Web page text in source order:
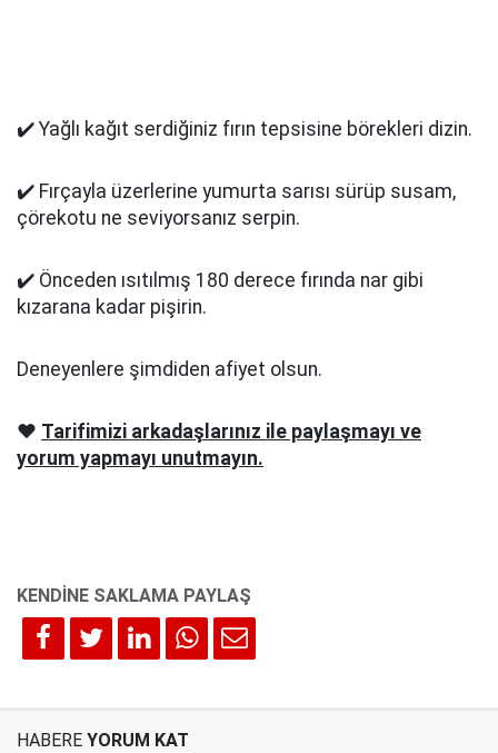
✔️ Yağlı kağıt serdiğiniz fırın tepsisine börekleri dizin.
✔️ Fırçayla üzerlerine yumurta sarısı sürüp susam,
çörekotu ne seviyorsanız serpin.
✔️ Önceden ısıtılmış 180 derece fırında nar gibi
kızarana kadar pişirin.
Deneyenlere şimdiden afiyet olsun.
❤️ Tarifimizi arkadaşlarınız ile paylaşmayı ve
yorum yapmayı unutmayın.
HABERE YORUM KAT